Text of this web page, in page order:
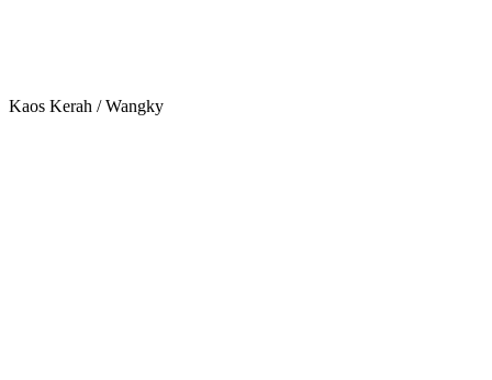
Kaos Kerah / Wangky